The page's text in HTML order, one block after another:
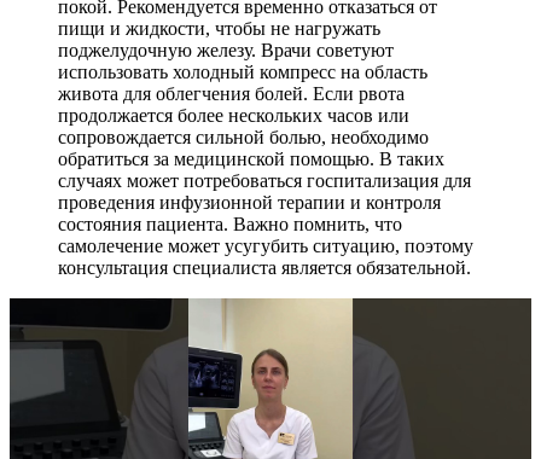
покой. Рекомендуется временно отказаться от
пищи и жидкости, чтобы не нагружать
поджелудочную железу. Врачи советуют
использовать холодный компресс на область
живота для облегчения болей. Если рвота
продолжается более нескольких часов или
сопровождается сильной болью, необходимо
обратиться за медицинской помощью. В таких
случаях может потребоваться госпитализация для
проведения инфузионной терапии и контроля
состояния пациента. Важно помнить, что
самолечение может усугубить ситуацию, поэтому
консультация специалиста является обязательной.